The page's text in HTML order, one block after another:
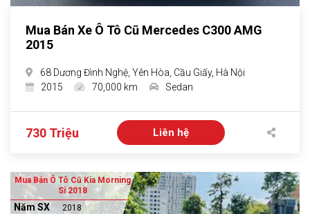
Mua Bán Xe Ô Tô Cũ Mercedes C300 AMG
2015
68 Dương Đình Nghệ, Yên Hòa, Cầu Giấy, Hà Nội
2015
70,000 km Sedan
730 Triệu Liên hệ
Mua Bán Ô Tô Cũ Kia Morning
Si 2018
Năm SX 2018